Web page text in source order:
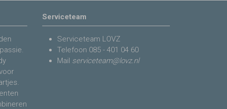
Serviceteam
Serviceteam LOVZ
Telefoon 085 - 401 04 60
Mail serviceteam@lovz.nl